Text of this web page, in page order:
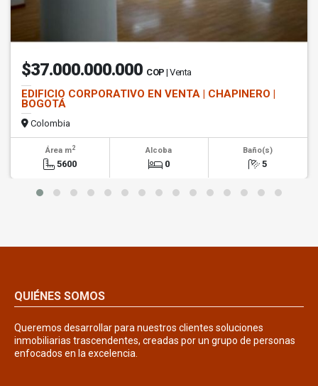
$37.000.000.000 COP | Venta
EDIFICIO CORPORATIVO EN VENTA | CHAPINERO |
BOGOTÁ
Colombia
Área m2
5600
Alcoba
0
Baño(s)
5
QUIÉNES SOMOS
Queremos desarrollar para nuestros clientes soluciones
inmobiliarias trascendentes, creadas por un grupo de personas
enfocados en la excelencia.